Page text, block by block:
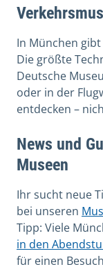
In München gibt
Die größte
Deutsche
oder in der
entdecken –
News und
Museen
Ihr sucht neue
bei unseren
Tipp: Viele
in den
für einen